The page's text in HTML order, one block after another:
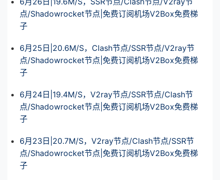
点/Shadowrocket节点|免费订阅机场V2Box免费梯
子
6月25日|20.6M/S，Clash节点/SSR节点/V2ray节
点/Shadowrocket节点|免费订阅机场V2Box免费梯
子
6月24日|19.4M/S，V2ray节点/SSR节点/Clash节
点/Shadowrocket节点|免费订阅机场V2Box免费梯
子
6月23日|20.7M/S，V2ray节点/Clash节点/SSR节
点/Shadowrocket节点|免费订阅机场V2Box免费梯
子